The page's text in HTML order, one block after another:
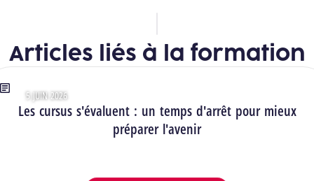
Articles liés à la formation
Les cursus s'évaluent : un temps d'arrêt pour mieux
préparer l'avenir
Type : Articles
5 JUIN 2026